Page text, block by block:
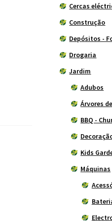
Cercas
Construção
Depósitos -
Drogaria
Jardim
Adubos
Árvores
BBQ -
Kids
Máquinas